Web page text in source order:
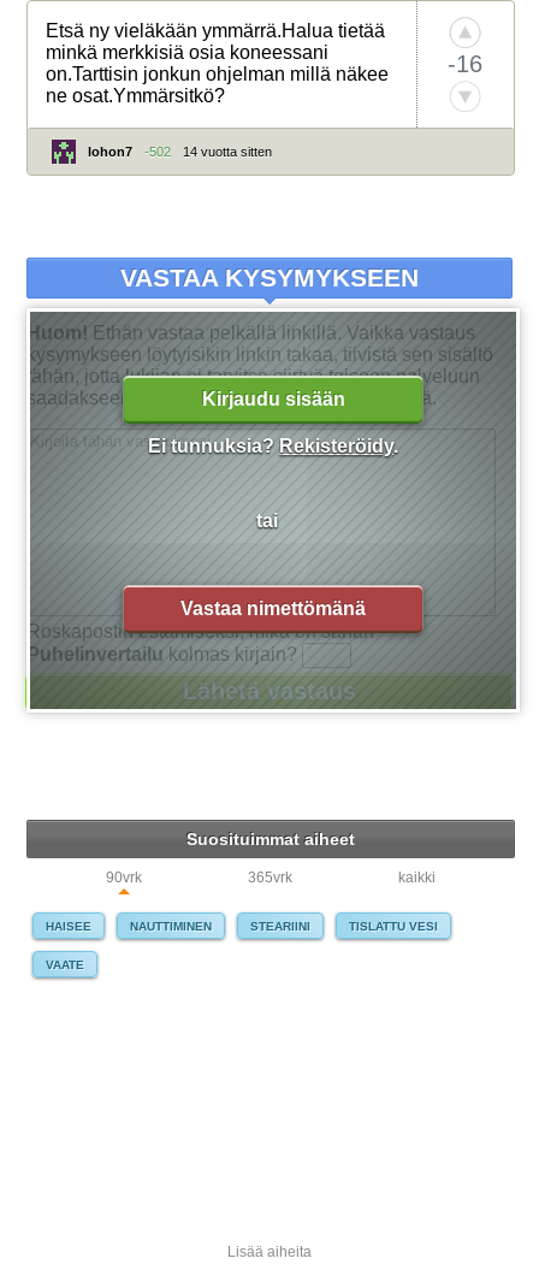
Etsä ny vieläkään ymmärrä.Halua tietää
minkä merkkisiä osia koneessani
on.Tarttisin jonkun ohjelman millä näkee
ne osat.Ymmärsitkö?
-16
lohon7 -502 14 vuotta sitten
Kirjaudu sisään
Ei tunnuksia? Rekisteröidy.
tai
Vastaa nimettömänä
VASTAA KYSYMYKSEEN
Huom! Ethän vastaa pelkällä linkillä. Vaikka vastaus
kysymykseen löytyisikin linkin takaa, tiivistä sen sisältö
tähän, jotta lukijan ei tarvitse siirtyä toiseen palveluun
saadakseen tarkan vastauksen kysymykseensä.
Roskapostin estämiseksi, mikä on sanan
Puhelinvertailu kolmas kirjain?
Suosituimmat aiheet
90vrk 365vrk kaikki
HAISEE NAUTTIMINEN STEARIINI TISLATTU VESI
VAATE
Lisää aiheita